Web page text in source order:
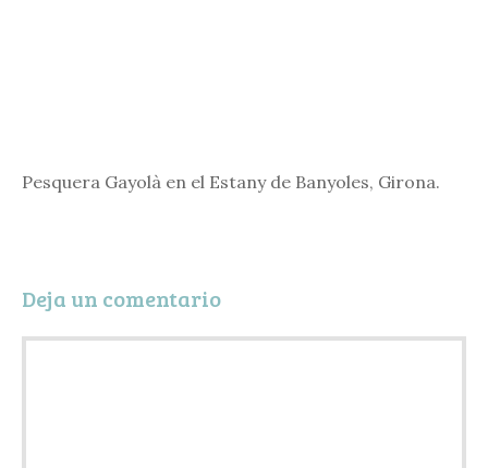
Pesquera Gayolà en el Estany de Banyoles, Girona.
Deja un comentario